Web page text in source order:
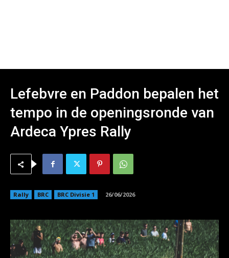
Lefebvre en Paddon bepalen het
tempo in de openingsronde van
Ardeca Ypres Rally
Rally BRC BRC Divisie 1 26/06/2026